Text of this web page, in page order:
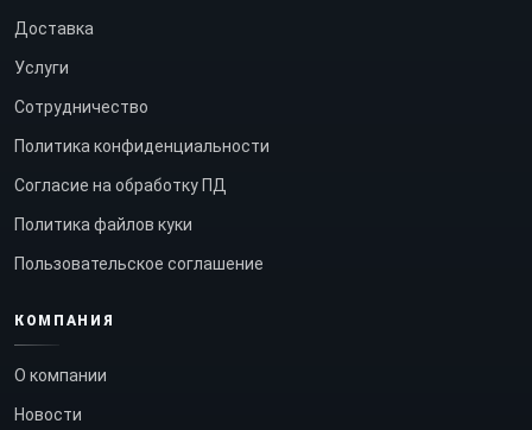
Доставка
Услуги
Сотрудничество
Политика конфиденциальности
Согласие на обработку ПД
Политика файлов куки
Пользовательское соглашение
КОМПАНИЯ
О компании
Новости